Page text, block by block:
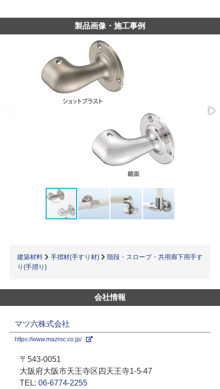
製品画像・施工事例
建築材料 手摺材(手すり材)
階段・スロープ・共用廊下用手す
り(手摺り)
会社情報
マツ六株式会社
https://www.mazroc.co.jp/
〒543-0051
大阪府大阪市天王寺区四天王寺1-5-47
TEL: 06-6774-2255